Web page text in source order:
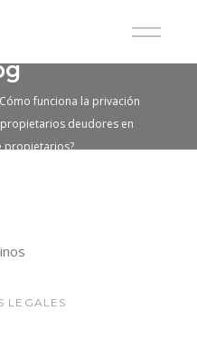
funciona la privación
deudores en
propietarios?
LEGALES